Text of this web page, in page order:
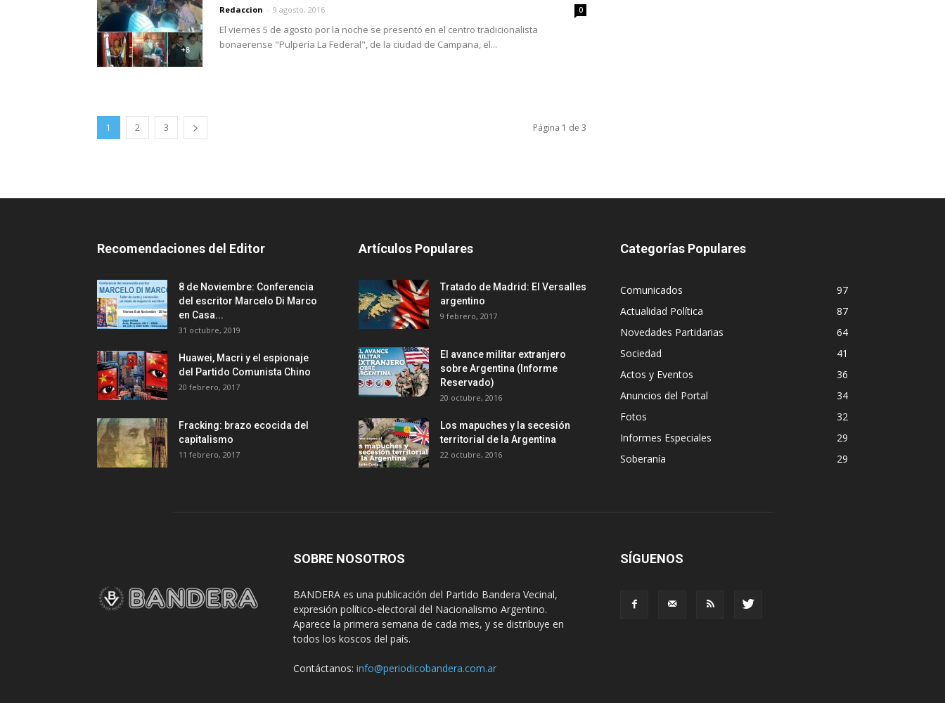
Redaccion - 9 agosto, 2016 0
El viernes 5 de agosto por la noche se presentó en el centro tradicionalista
bonaerense "Pulpería La Federal", de la ciudad de Campana, el...
1 2 3 Página 1 de 3
Recomendaciones del Editor
8 de Noviembre: Conferencia
del escritor Marcelo Di Marco
en Casa...
31 octubre, 2019
Huawei, Macri y el espionaje
del Partido Comunista Chino
20 febrero, 2017
Fracking: brazo ecocida del
capitalismo
11 febrero, 2017
Artículos Populares
Tratado de Madrid: El Versalles
argentino
9 febrero, 2017
El avance militar extranjero
sobre Argentina (Informe
Reservado)
20 octubre, 2016
Los mapuches y la secesión
territorial de la Argentina
22 octubre, 2016
Categorías Populares
Comunicados
97
Actualidad Política
87
Novedades Partidarias
64
Sociedad
41
Actos y Eventos
36
Anuncios del Portal
34
Fotos
32
Informes Especiales
29
Soberanía
29
SOBRE NOSOTROS
BANDERA es una publicación del Partido Bandera Vecinal,
expresión político-electoral del Nacionalismo Argentino.
Aparece la primera semana de cada mes, y se distribuye en
todos los koscos del país.
Contáctanos: info@periodicobandera.com.ar
SÍGUENOS